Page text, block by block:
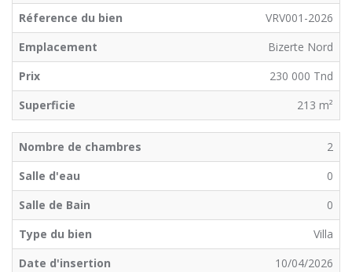
Réference du bien
VRV001-2026
Emplacement
Bizerte Nord
Prix
230 000 Tnd
Superficie
213 m²
Nombre de chambres
2
Salle d'eau
0
Salle de Bain
0
Type du bien
Villa
Date d'insertion
10/04/2026